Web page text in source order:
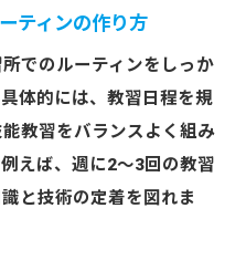
ティンの作り方
でのルーティンをしっか
体的には、教習日程を規
教習をバランスよく組み
えば、週に2〜3回の教習
と技術の定着を図れま